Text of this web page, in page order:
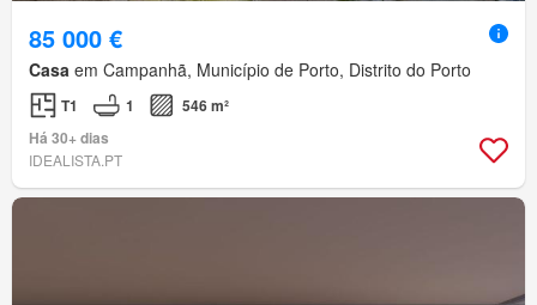
85 000 €
Casa em Campanhã, Município de Porto, Distrito do Porto
T1 1
546 m²
Há 30+ dias
IDEALISTA.PT